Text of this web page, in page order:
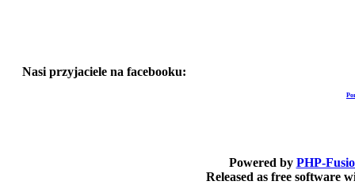
Nasi przyjaciele na facebooku:
Powered by PHP-
Released as free software